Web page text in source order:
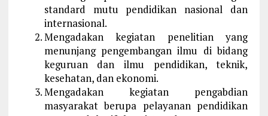
standard mutu pendidikan nasional dan
internasional.
Mengadakan kegiatan penelitian yang
menunjang pengembangan ilmu di bidang
keguruan dan ilmu pendidikan, teknik,
kesehatan, dan ekonomi.
Mengadakan kegiatan pengabdian
masyarakat berupa pelayanan pendidikan